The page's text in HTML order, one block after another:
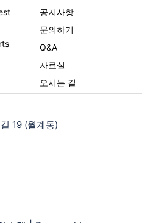
공지사항
문의하기
Q&A
자료실
오시는 길
19 (월계동)